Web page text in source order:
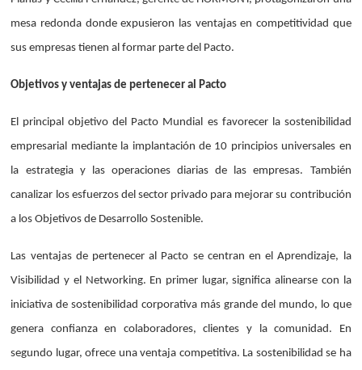
mesa redonda donde expusieron las ventajas en competitividad que
sus empresas tienen al formar parte del Pacto.
Objetivos y ventajas de pertenecer al Pacto
El principal objetivo del Pacto Mundial es favorecer la sostenibilidad
empresarial mediante la implantación de 10 principios universales en
la estrategia y las operaciones diarias de las empresas. También
canalizar los esfuerzos del sector privado para mejorar su contribución
a los Objetivos de Desarrollo Sostenible.
Las ventajas de pertenecer al Pacto se centran en el Aprendizaje, la
Visibilidad y el Networking. En primer lugar, significa alinearse con la
iniciativa de sostenibilidad corporativa más grande del mundo, lo que
genera confianza en colaboradores, clientes y la comunidad. En
segundo lugar, ofrece una ventaja competitiva. La sostenibilidad se ha